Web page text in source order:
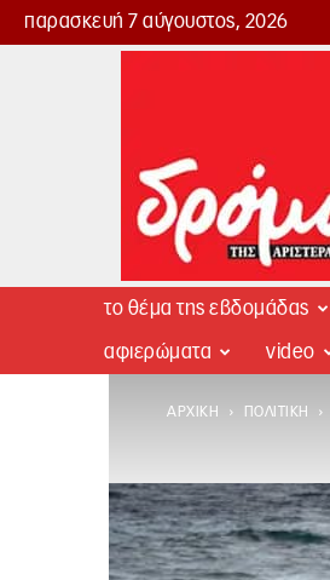
παρασκευή 7 αύγουστος, 2026
Δρόμος
το θέμα της εβδομάδας
αφιερώματα video
ΑΡΧΙΚΉ ΠΟΛΙΤΙΚΉ